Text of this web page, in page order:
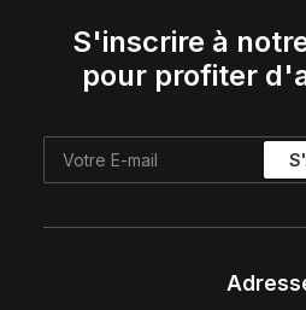
S'inscrire à
pour profiter